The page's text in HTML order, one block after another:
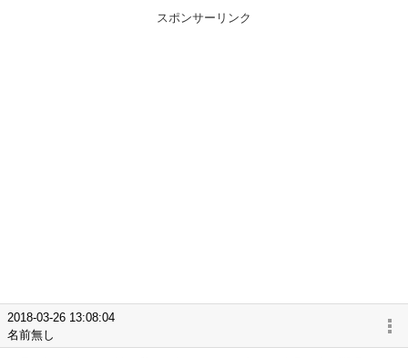
スポンサーリンク
2018-03-26 13:08:04
名前無し